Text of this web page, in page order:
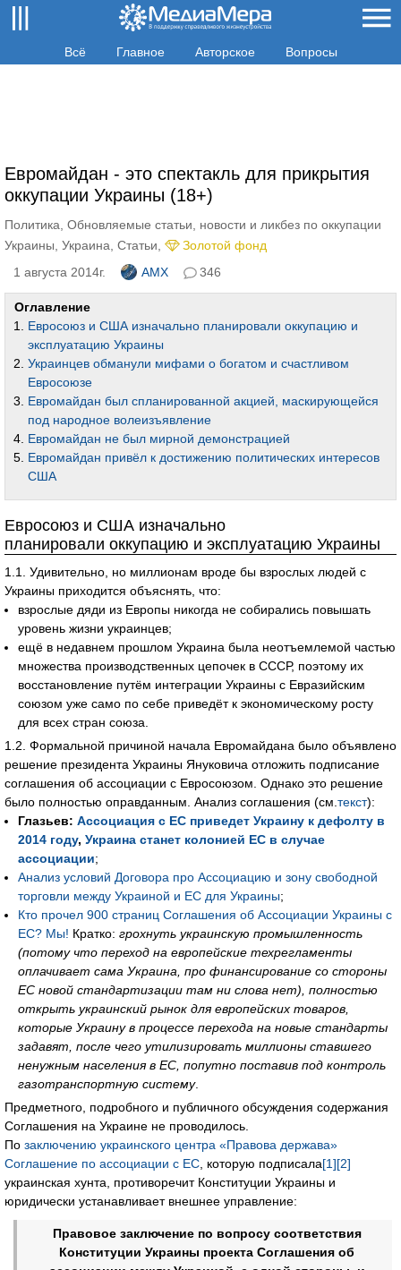
Всё Главное Авторское Вопросы
Евромайдан - это спектакль для прикрытия
оккупации Украины (18+)
Политика Обновляемые статьи, новости и ликбез по оккупации
Украины Украина Статьи
Золотой фонд
1 августа 2014г.
AMX 346
Оглавление
Евросоюз и США изначально планировали оккупацию и
эксплуатацию Украины
Украинцев обманули мифами о богатом и счастливом
Евросоюзе
Евромайдан был спланированной акцией, маскирующейся
под народное волеизъявление
Евромайдан не был мирной демонстрацией
Евромайдан привёл к достижению политических интересов
США
Евросоюз и США изначально
планировали оккупацию и эксплуатацию Украины
1.1. Удивительно, но миллионам вроде бы взрослых людей с
Украины приходится объяснять, что:
взрослые дяди из Европы никогда не собирались повышать
уровень жизни украинцев;
ещё в недавнем прошлом Украина была неотъемлемой частью
множества производственных цепочек в СССР, поэтому их
восстановление путём интеграции Украины с Евразийским
союзом уже само по себе приведёт к экономическому росту
для всех стран союза.
1.2. Формальной причиной начала Евромайдана было объявлено
решение президента Украины Януковича отложить подписание
соглашения об ассоциации с Евросоюзом. Однако это решение
было полностью оправданным. Анализ соглашения (см. текст):
Глазьев: Ассоциация с ЕС приведет Украину к дефолту в
2014 году, Украина станет колонией ЕС в случае
ассоциации;
Анализ условий Договора про Ассоциацию и зону свободной
торговли между Украиной и ЕС для Украины;
Кто прочел 900 страниц Соглашения об Ассоциации Украины с
ЕС? Мы! Кратко: грохнуть украинскую промышленность
(потому что переход на европейские техрегламенты
оплачивает сама Украина, про финансирование со стороны
ЕС новой стандартизации там ни слова нет), полностью
открыть украинский рынок для европейских товаров,
которые Украину в процессе перехода на новые стандарты
задавят, после чего утилизировать миллионы ставшего
ненужным населения в ЕС, попутно поставив под контроль
газотранспортную систему.
Предметного, подробного и публичного обсуждения содержания
Соглашения на Украине не проводилось.
По заключению украинского центра «Правова держава»
Соглашение по ассоциации с ЕС , которую подписала[1][2]
украинская хунта, противоречит Конституции Украины и
юридически устанавливает внешнее управление:
Правовое заключение по вопросу соответствия
Конституции Украины проекта Соглашения об